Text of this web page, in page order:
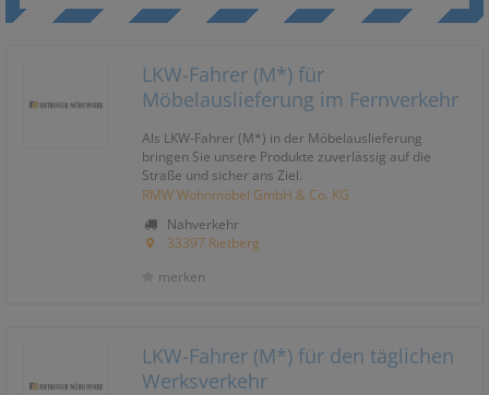
LKW-Fahrer (M*) für
Möbelauslieferung im Fernverkehr
Als LKW-Fahrer (M*) in der Möbelauslieferung
bringen Sie unsere Produkte zuverlässig auf die
Straße und sicher ans Ziel.
RMW Wohnmöbel GmbH & Co. KG
Nahverkehr
33397 Rietberg
merken
LKW-Fahrer (M*) für den täglichen
Werksverkehr